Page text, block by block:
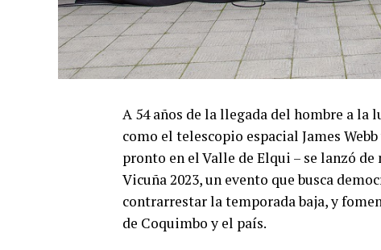
A 54 años de la llegada del hombre a la
como el telescopio espacial James
pronto en el Valle de Elqui – se lanzó
Vicuña 2023, un evento que busca
contrarrestar la temporada baja, y
de Coquimbo y el país.